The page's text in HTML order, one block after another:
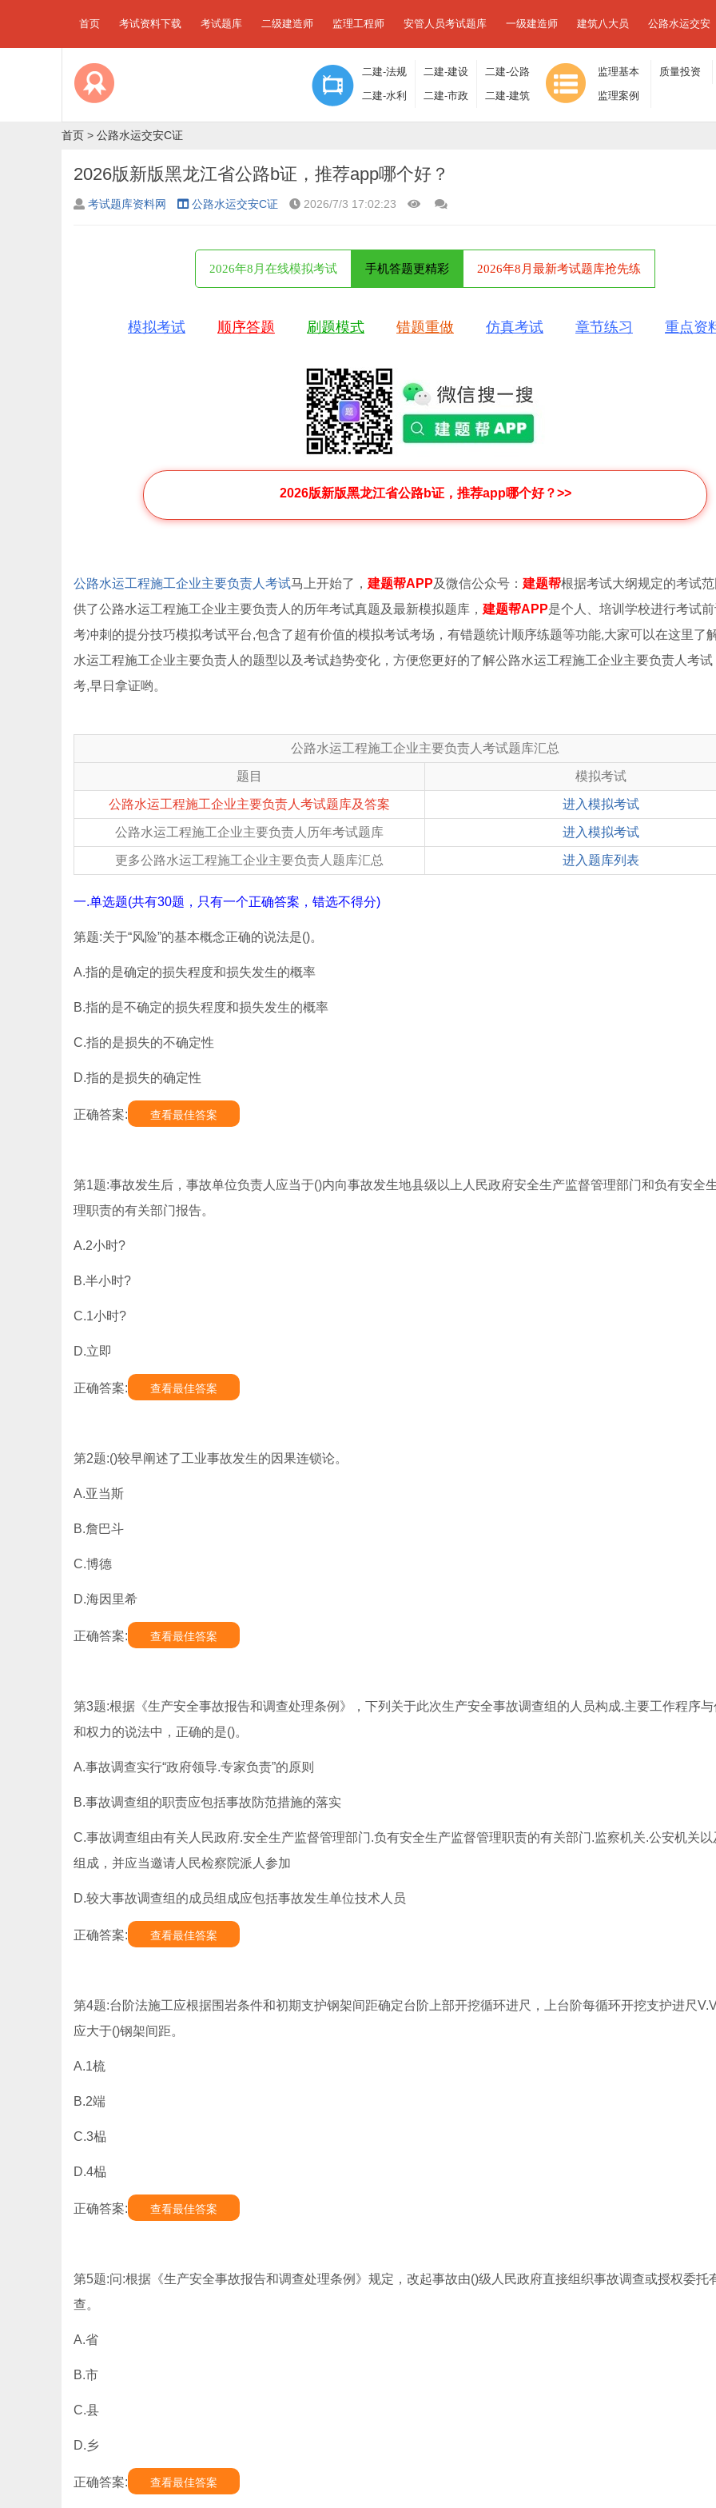
首页 考试资料下载 考试题库 二级建造师 监理工程师 安管人员考试题库 一级建造师 建筑八大员 公路水运交安
二建-法规
及相关知
识
二建-建设
工程施工
管理
二建-公路
工程
二建-水利
水电
二建-市政
工程
二建-建筑
工程
监理基本
理论与相
关法规
质量投资
监理案例
分析
首页 > 公路水运交安C证
2026版新版黑龙江省公路b证，推荐app哪个好？
考试题库资料网 公路水运交安C证 2026/7/3 17:02:23
2026年8月在线模拟考试 手机答题更精彩 2026年8月最新考试题库抢先练
模拟考试 顺序答题 刷题模式 错题重做 仿真考试 章节练习 重点资
2026版新版黑龙江省公路b证，推荐app哪个好？>>
公路水运工程施工企业主要负责人考试马上开始了， 建题帮APP及微信公众号： 建题帮根据考试大纲规定的考试
供了公路水运工程施工企业主要负责人的历年考试真题及最新模拟题库， 建题帮APP是个人、培训学校进行考试
考冲刺的提分技巧模拟考试平台,包含了超有价值的模拟考试考场，有错题统计顺序练题等功能,大家可以在这里了
水运工程施工企业主要负责人的题型以及考试趋势变化，方便您更好的了解公路水运工程施工企业主要负责人考试
考,早日拿证哟。
公路水运工程施工企业主要负责人考试题库汇总
题目 模拟考试
公路水运工程施工企业主要负责人考试题库及答案 进入模拟考试
公路水运工程施工企业主要负责人历年考试题库 进入模拟考试
更多公路水运工程施工企业主要负责人题库汇总 进入题库列表
一.单选题(共有30题，只有一个正确答案，错选不得分)
第题:关于“风险”的基本概念正确的说法是()。
A.指的是确定的损失程度和损失发生的概率
B.指的是不确定的损失程度和损失发生的概率
C.指的是损失的不确定性
D.指的是损失的确定性
正确答案: 查看最佳答案
第1题:事故发生后，事故单位负责人应当于()内向事故发生地县级以上人民政府安全生产监督管理部门和负有安全
理职责的有关部门报告。
A.2小时?
B.半小时?
C.1小时?
D.立即
正确答案: 查看最佳答案
第2题:()较早阐述了工业事故发生的因果连锁论。
A.亚当斯
B.詹巴斗
C.博德
D.海因里希
正确答案: 查看最佳答案
第3题:根据《生产安全事故报告和调查处理条例》，下列关于此次生产安全事故调查组的人员构成.主要工作程序
和权力的说法中，正确的是()。
A.事故调查实行“政府领导.专家负责”的原则
B.事故调查组的职责应包括事故防范措施的落实
C.事故调查组由有关人民政府.安全生产监督管理部门.负有安全生产监督管理职责的有关部门.监察机关.公安机关以
组成，并应当邀请人民检察院派人参加
D.较大事故调查组的成员组成应包括事故发生单位技术人员
正确答案: 查看最佳答案
第4题:台阶法施工应根据围岩条件和初期支护钢架间距确定台阶上部开挖循环进尺，上台阶每循环开挖支护进尺
应大于()钢架间距。
A.1梳
B.2端
C.3榀
D.4榀
正确答案: 查看最佳答案
第5题:问:根据《生产安全事故报告和调查处理条例》规定，改起事故由()级人民政府直接组织事故调查或授权委托
查。
A.省
B.市
C.县
D.乡
正确答案: 查看最佳答案